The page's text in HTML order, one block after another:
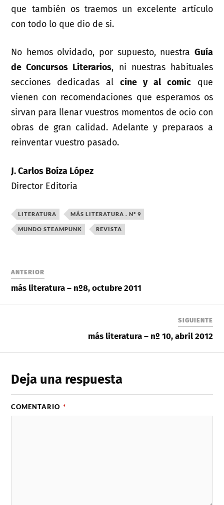
que también os traemos un excelente artículo
con todo lo que dio de si.
No hemos olvidado, por supuesto, nuestra Guía
de Concursos Literarios, ni nuestras habituales
secciones dedicadas alcine y al comicque
vienen con recomendaciones que esperamos os
sirvan para llenar vuestros momentos de ocio con
obras de gran calidad. Adelante y preparaos a
reinventar vuestro pasado.
J. Carlos Boíza López
Director Editoria
LITERATURA MÁS LITERATURA . Nº 9
MUNDO STEAMPUNK REVISTA
ANTERIOR
más literatura – nº8, octubre 2011
SIGUIENTE
más literatura – nº 10, abril 2012
Deja una respuesta
COMENTARIO *